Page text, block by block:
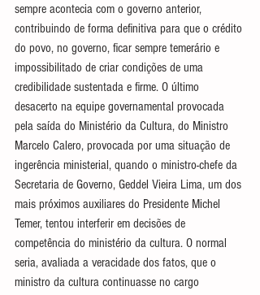
sempre acontecia com o governo anterior,
contribuindo de forma definitiva para que o crédito
do povo, no governo, ficar sempre temerário e
impossibilitado de criar condições de uma
credibilidade sustentada e firme. O último
desacerto na equipe governamental provocada
pela saída do Ministério da Cultura, do Ministro
Marcelo Calero, provocada por uma situação de
ingerência ministerial, quando o ministro-chefe da
Secretaria de Governo, Geddel Vieira Lima, um dos
mais próximos auxiliares do Presidente Michel
Temer, tentou interferir em decisões de
competência do ministério da cultura. O normal
seria, avaliada a veracidade dos fatos, que o
ministro da cultura continuasse no cargo